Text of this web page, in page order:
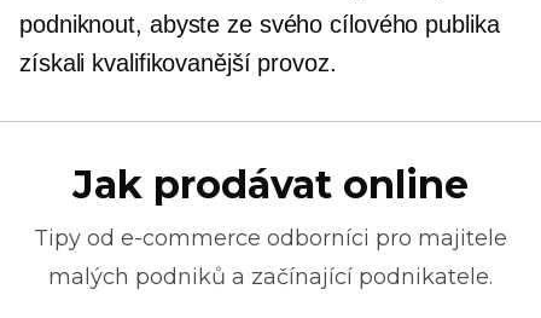
podniknout, abyste ze svého cílového publika
získali kvalifikovanější provoz.
Jak prodávat online
Tipy od e-commerce odborníci pro majitele
malých podniků a začínající podnikatele.